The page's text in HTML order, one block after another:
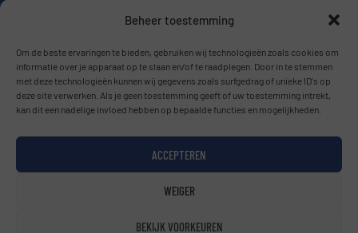
Beheer toestemming
Om de beste ervaringen te bieden, gebruiken wij technologieën zoals cookies om
informatie over je apparaat op te slaan en/of te raadplegen. Door in te stemmen
met deze technologieën kunnen wij gegevens zoals surfgedrag of unieke ID's op
deze site verwerken. Als je geen toestemming geeft of uw toestemming intrekt,
kan dit een nadelige invloed hebben op bepaalde functies en mogelijkheden.
ACCEPTEREN
WEIGER
BEKIJK VOORKEUREN
Connect met ons
LINKEDIN
SCHRIJF JE NU IN
Privacy beleid & Algemene Voorwaarden